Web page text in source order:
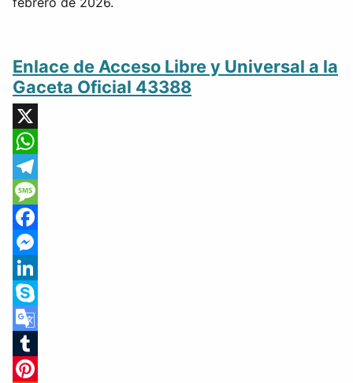
Enlace de Acceso Libre y Universal a la
Gaceta Oficial 43388
X
WhatsApp
Telegram
Message
Facebook
Messenger
LinkedIn
Skype
Google
Translate
Tumblr